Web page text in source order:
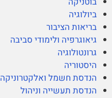
ביולוגיה
בריאות הציבור
גיאוגרפיה ולימודי סביבה
גרונטולוגיה
היסטוריה
הנדסת חשמל ואלקטרוניקה
הנדסת תעשייה וניהול